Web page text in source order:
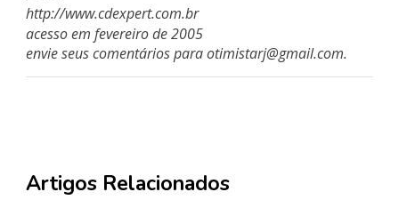
http://www.cdexpert.com.br
acesso em fevereiro de 2005
envie seus comentários paraotimistarj@gmail.com.
Artigos Relacionados